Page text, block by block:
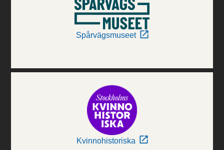
Spårvägsmuseet
Kvinnohistoriska